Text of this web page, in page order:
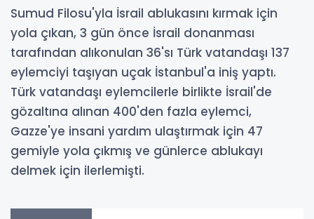
Sumud Filosu'yla İsrail ablukasını kırmak için
yola çıkan, 3 gün önce İsrail donanması
tarafından alıkonulan 36'sı Türk vatandaşı 137
eylemciyi taşıyan uçak İstanbul'a iniş yaptı.
Türk vatandaşı eylemcilerle birlikte İsrail'de
gözaltına alınan 400'den fazla eylemci,
Gazze'ye insani yardım ulaştırmak için 47
gemiyle yola çıkmış ve günlerce ablukayı
delmek için ilerlemişti.